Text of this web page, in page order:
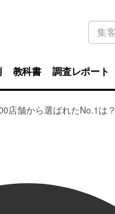
キ
ワ
ド
検
索
教科書 調査レポート
店舗から選ばれたNo.1は？